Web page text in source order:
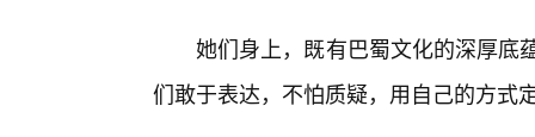
她们身上，既有巴蜀文化的深厚底
们敢于表达，不怕质疑，用自己的方式